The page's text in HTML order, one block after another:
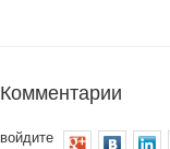
Комментарии
войдите